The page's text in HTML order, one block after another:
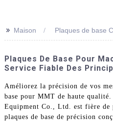
>> Maison Plaques de base
Plaques De Base Pour
Service Fiable Des
Améliorez la précision de vos
base pour MMT de haute
Equipment Co., Ltd. est fière de
plaques de base de précision